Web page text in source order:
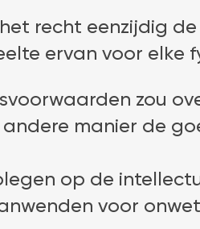
recht eenzijdig
ervan voor elke
zou
manier de
op de
voor